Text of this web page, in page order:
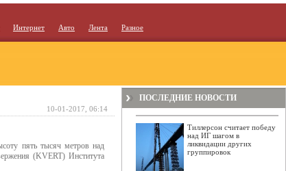
Интернет Авто Лента Разное
пять тысяч метров над
(KVERT) Института
10-01-2017, 06:14
ПОСЛЕДНИЕ НОВОСТИ
Тиллерсон считает победу
над ИГ шагом в
ликвидации других
группировок